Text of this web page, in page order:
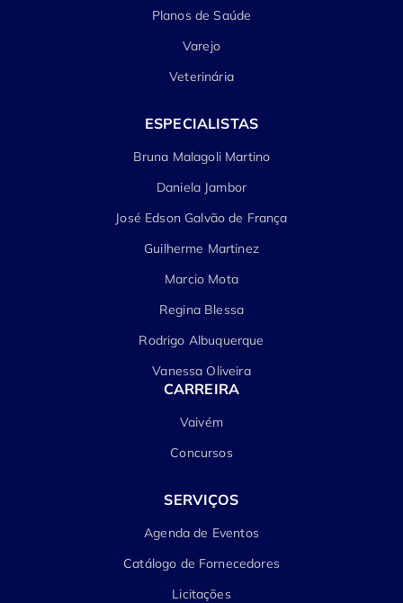
Planos de Saúde
Varejo
Veterinária
ESPECIALISTAS
Bruna Malagoli Martino
Daniela Jambor
José Edson Galvão de França
Guilherme Martinez
Marcio Mota
Regina Blessa
Rodrigo Albuquerque
Vanessa Oliveira
CARREIRA
Vaivém
Concursos
SERVIÇOS
Agenda de Eventos
Catálogo de Fornecedores
Licitações